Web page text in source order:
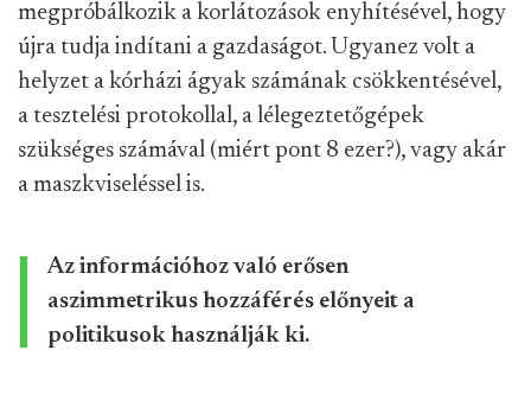
megpróbálkozik a korlátozások enyhítésével, hogy
újra tudja indítani a gazdaságot. Ugyanez volt a
helyzet a kórházi ágyak számának csökkentésével,
a tesztelési protokollal, a lélegeztetőgépek
szükséges számával (miért pont 8 ezer?), vagy akár
a maszkviseléssel is.
Az információhoz való erősen
aszimmetrikus hozzáférés előnyeit a
politikusok használják ki.